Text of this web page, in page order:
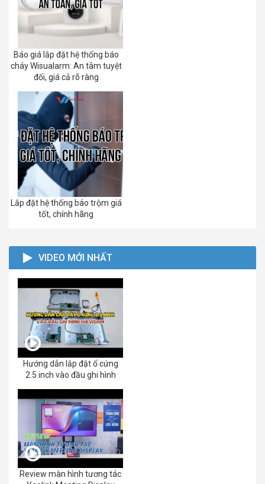
Báo giá lắp đặt hệ thống báo
cháy Wisualarm: An tâm tuyệt
đối, giá cả rõ ràng
Lắp đặt hệ thống báo trộm giá
tốt, chính hãng
VIDEO MỚI NHẤT
Hướng dẫn lắp đặt ổ cứng
2.5 inch vào đầu ghi hình
Review màn hình tương tác